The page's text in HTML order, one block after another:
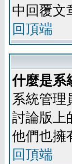
中回覆文
回頂端
什麼是系
系統管理
討論版上
他們也擁
回頂端